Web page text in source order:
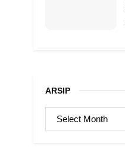
ARSIP
ARSIP